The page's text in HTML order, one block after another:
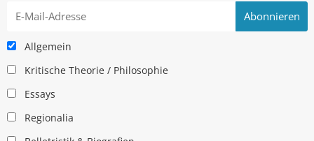
Allgemein
Kritische Theorie / Philosophie
Essays
Regionalia